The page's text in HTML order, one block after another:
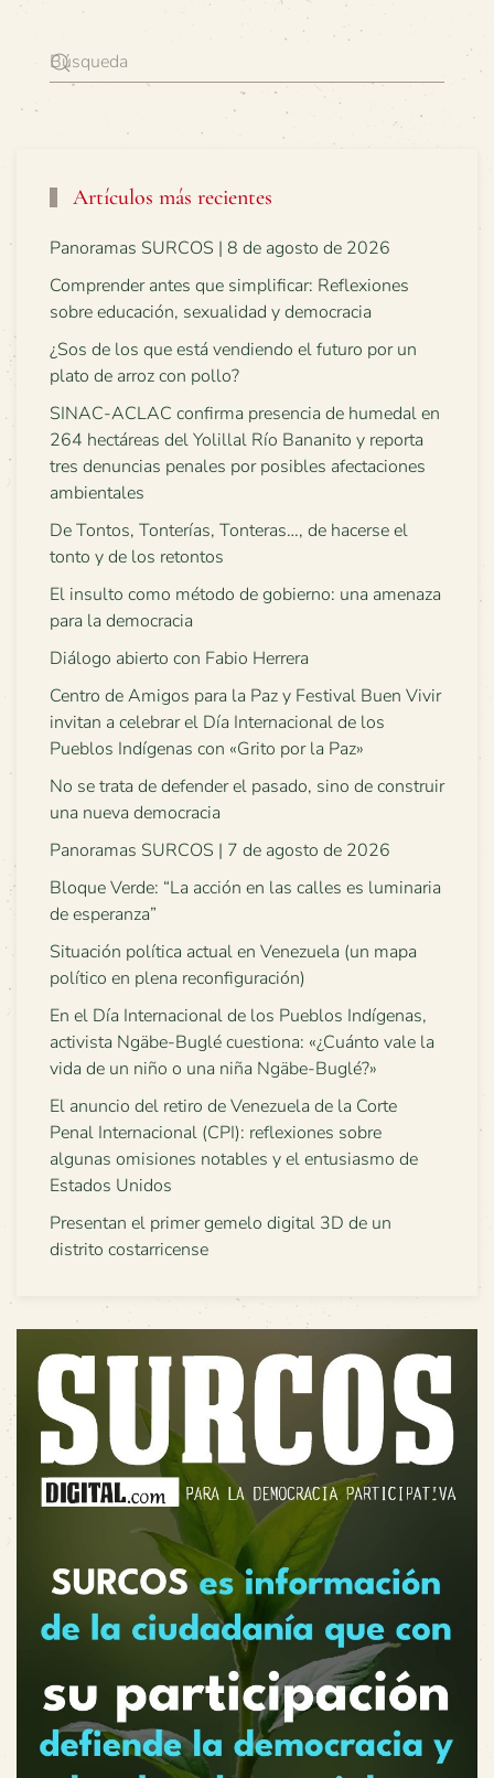
Artículos más recientes
Panoramas SURCOS | 8 de agosto de 2026
Comprender antes que simplificar: Reflexiones
sobre educación, sexualidad y democracia
¿Sos de los que está vendiendo el futuro por un
plato de arroz con pollo?
SINAC-ACLAC confirma presencia de humedal en
264 hectáreas del Yolillal Río Bananito y reporta
tres denuncias penales por posibles afectaciones
ambientales
De Tontos, Tonterías, Tonteras…, de hacerse el
tonto y de los retontos
El insulto como método de gobierno: una amenaza
para la democracia
Diálogo abierto con Fabio Herrera
Centro de Amigos para la Paz y Festival Buen Vivir
invitan a celebrar el Día Internacional de los
Pueblos Indígenas con «Grito por la Paz»
No se trata de defender el pasado, sino de construir
una nueva democracia
Panoramas SURCOS | 7 de agosto de 2026
Bloque Verde: “La acción en las calles es luminaria
de esperanza”
Situación política actual en Venezuela (un mapa
político en plena reconfiguración)
En el Día Internacional de los Pueblos Indígenas,
activista Ngäbe-Buglé cuestiona: «¿Cuánto vale la
vida de un niño o una niña Ngäbe-Buglé?»
El anuncio del retiro de Venezuela de la Corte
Penal Internacional (CPI): reflexiones sobre
algunas omisiones notables y el entusiasmo de
Estados Unidos
Presentan el primer gemelo digital 3D de un
distrito costarricense